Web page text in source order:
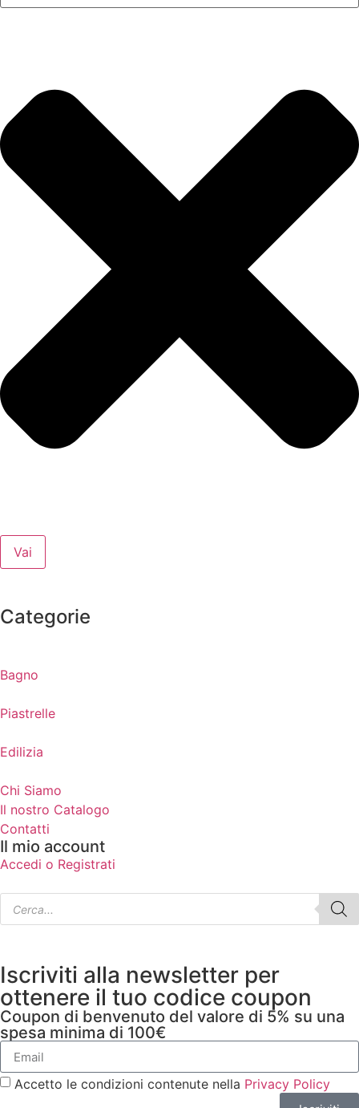
Vai
Categorie
Bagno
Piastrelle
Edilizia
Chi Siamo
Il nostro Catalogo
Contatti
Il mio account
Accedi o Registrati
Iscriviti alla newsletter per
ottenere il tuo codice coupon
Coupon di benvenuto del valore di 5% su una
spesa minima di 100€
Accetto le condizioni contenute nella Privacy Policy